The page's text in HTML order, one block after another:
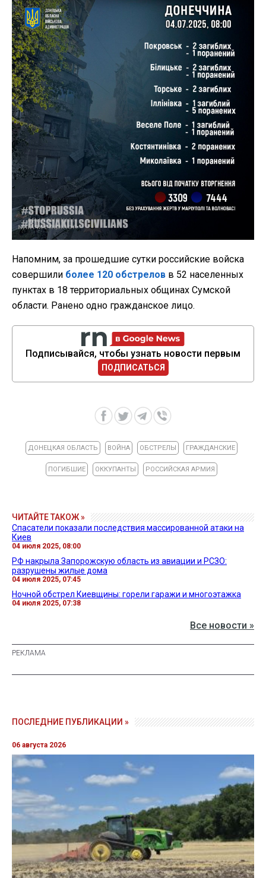
Напомним, за прошедшие сутки российские войска
совершили более 120 обстрелов в 52 населенных
пунктах в 18 территориальных общинах Сумской
области. Ранено одно гражданское лицо.
Подписывайся, чтобы узнать новости первым
ПОДПИСАТЬСЯ
ДОНЕЦКАЯ ОБЛАСТЬ ВОЙНА ОБСТРЕЛЫ ГРАЖДАНСКИЕ
ПОГИБШИЕ ОККУПАНТЫ РОССИЙСКАЯ АРМИЯ
ЧИТАЙТЕ ТАКОЖ »
Спасатели показали последствия массированной атаки на
Киев
04 июля 2025, 08:00
РФ накрыла Запорожскую область из авиации и РСЗО:
разрушены жилые дома
04 июля 2025, 07:45
Ночной обстрел Киевщины: горели гаражи и многоэтажка
04 июля 2025, 07:38
Все новости »
ПОСЛЕДНИЕ ПУБЛИКАЦИИ »
06 августа 2026